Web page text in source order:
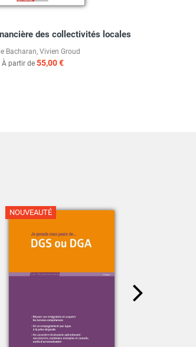
des collectivités locales
Bacharan, Vivien Groud
À partir de 55,00 €
NOUVEAUTÉ